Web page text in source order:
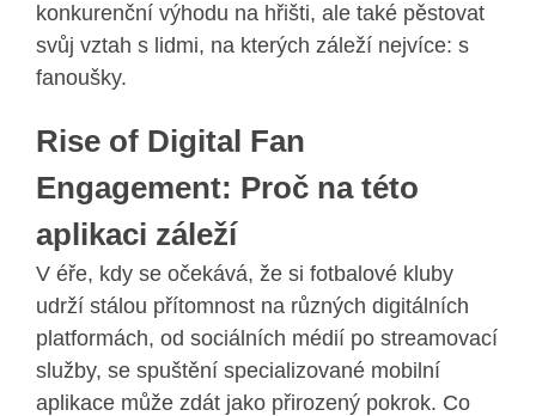
konkurenční výhodu na hřišti, ale také pěstovat
svůj vztah s lidmi, na kterých záleží nejvíce: s
fanoušky.
Rise of Digital Fan
Engagement: Proč na této
aplikaci záleží
V éře, kdy se očekává, že si fotbalové kluby
udrží stálou přítomnost na různých digitálních
platformách, od sociálních médií po streamovací
služby, se spuštění specializované mobilní
aplikace může zdát jako přirozený pokrok. Co